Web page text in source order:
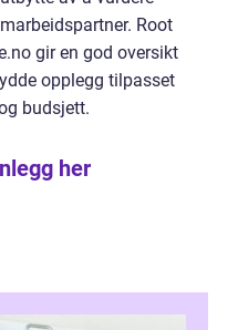
Root
gir en god oversikt
opplegg tilpasset
budsjett.
her